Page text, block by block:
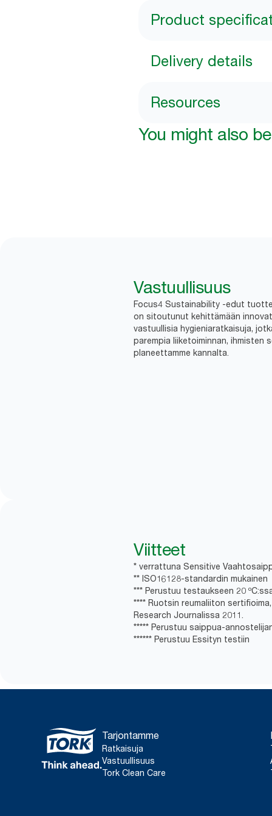
Product
Delivery details
Resources
You might also
Vastuullisuus
Focus4 Sustainability -edut
on sitoutunut kehittämään
vastuullisia hygieniaratkaisuja,
parempia liiketoiminnan, ihmisten
planeettamme kannalta.
Viitteet
* verrattuna Sensitive
** ISO16128-standardin mukainen
*** Perustuu testaukseen 20
**** Ruotsin reumaliiton
Research Journalissa 2011.
***** Perustuu saippua-
****** Perustuu Essityn testiin
Tarjontamme
Ratkaisuja
Vastuullisuus
Tork Clean Care